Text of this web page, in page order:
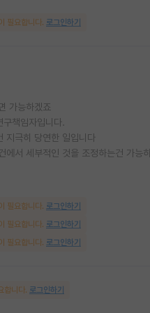
필요합니다. 로그인하기
가능하겠죠
책임자입니다.
지극히 당연한 일입니다
에서 세부적인 것을 조정하는건 가능
필요합니다. 로그인하기
필요합니다. 로그인하기
필요합니다. 로그인하기
합니다. 로그인하기